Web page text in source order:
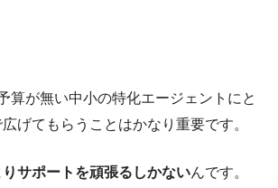
算が無い中小の特化エージェントにと
げてもらうことはかなり重要です。
りサポートを頑張るしかないんです。